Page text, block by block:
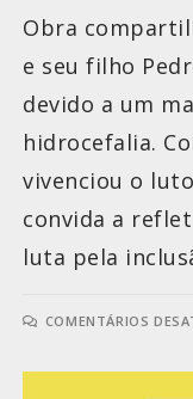
Obra
e seu filho
devido a um
hidrocefalia.
vivenciou o
convida a
luta pela
COMENTÁRIOS